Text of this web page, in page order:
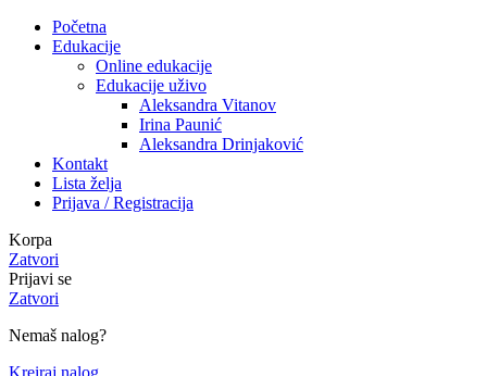
Početna
Edukacije
Online edukacije
Edukacije uživo
Aleksandra Vitanov
Irina Paunić
Aleksandra Drinjaković
Kontakt
Lista želja
Prijava / Registracija
Korpa
Zatvori
Prijavi se
Zatvori
Nemaš nalog?
Kreiraj nalog